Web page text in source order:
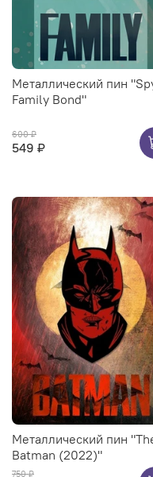
Металлический пин
Family Bond"
600 ₽
549 ₽
Металлический пин
Batman (2022)"
750 ₽